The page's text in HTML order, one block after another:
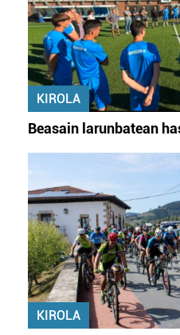
KIROLA
Beasain larunbatean
KIROLA